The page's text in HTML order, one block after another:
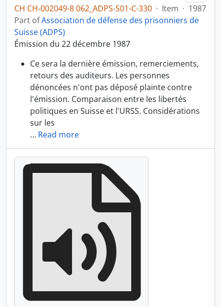
CH CH-002049-8 062_ADPS-S01-C-330 · Item · 1987
Part ofAssociation de défense des prisonniers de
Suisse (ADPS)
Émission du 22 décembre 1987
Ce sera la dernière émission, remerciements,
retours des auditeurs. Les personnes
dénoncées n'ont pas déposé plainte contre
l'émission. Comparaison entre les libertés
politiques en Suisse et l'URSS. Considérations
sur les
… Read more